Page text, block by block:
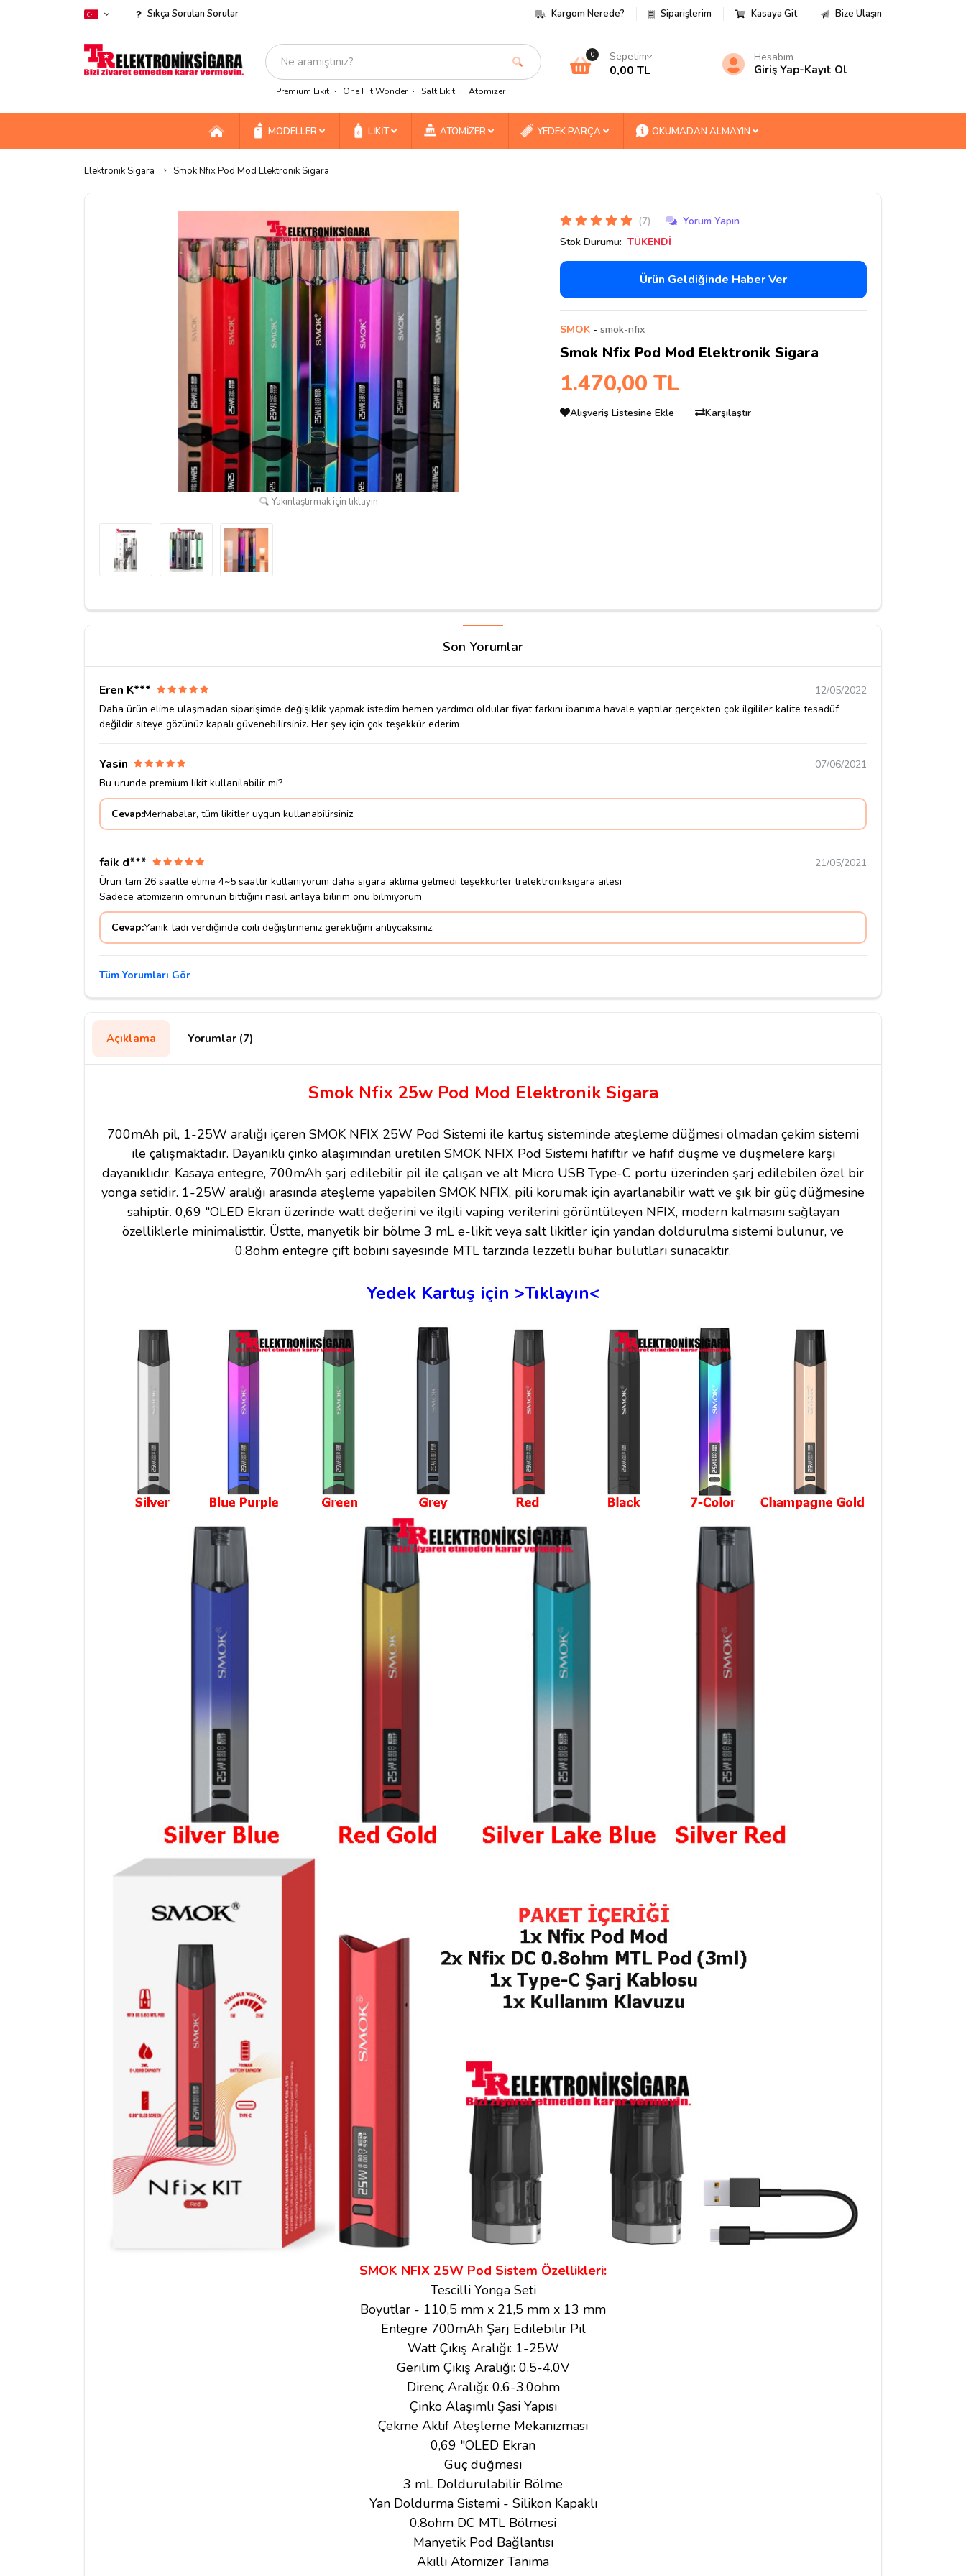
Sıkça Sorulan Sorular Kargom Nerede? Siparişlerim Kasaya Git Bize Ulaşın
Premium Likit One Hit Wonder Salt Likit Atomizer
0 Sepetim
0,00 TL
Hesabım
Giriş Yap-Kayıt Ol
MODELLER LİKİT ATOMİZER YEDEK PARÇA OKUMADAN ALMAYIN
Elektronik Sigara Smok Nfix Pod Mod Elektronik Sigara
Yakınlaştırmak için tıklayın
(7)
Yorum Yapın
Stok Durumu: TÜKENDİ
Ürün Geldiğinde Haber Ver
SMOK- smok-nfix
Smok Nfix Pod Mod Elektronik Sigara
1.470,00 TL
Alışveriş Listesine Ekle Karşılaştır
Son Yorumlar
Eren K***
12/05/2022
Daha ürün elime ulaşmadan siparişimde değişiklik yapmak istedim hemen yardımcı oldular fiyat farkını ibanıma havale yaptılar gerçekten çok ilgililer kalite tesadüf
değildir siteye gözünüz kapalı güvenebilirsiniz. Her şey için çok teşekkür ederim
Yasin
07/06/2021
Bu urunde premium likit kullanilabilir mi?
Cevap:Merhabalar, tüm likitler uygun kullanabilirsiniz
faik d***
21/05/2021
Ürün tam 26 saatte elime 4~5 saattir kullanıyorum daha sigara aklıma gelmedi teşekkürler trelektroniksigara ailesi
Sadece atomizerin ömrünün bittiğini nasıl anlaya bilirim onu bilmiyorum
Cevap:Yanık tadı verdiğinde coili değiştirmeniz gerektiğini anlıycaksınız.
Tüm Yorumları Gör
Açıklama Yorumlar (7)
Smok Nfix 25w Pod Mod Elektronik Sigara
700mAh pil, 1-25W aralığı içeren SMOK NFIX 25W Pod Sistemi ile kartuş sisteminde ateşleme düğmesi olmadan çekim sistemi
ile çalışmaktadır. Dayanıklı çinko alaşımından üretilen SMOK NFIX Pod Sistemi hafiftir ve hafif düşme ve düşmelere karşı
dayanıklıdır. Kasaya entegre, 700mAh şarj edilebilir pil ile çalışan ve alt Micro USB Type-C portu üzerinden şarj edilebilen özel bir
yonga setidir. 1-25W aralığı arasında ateşleme yapabilen SMOK NFIX, pili korumak için ayarlanabilir watt ve şık bir güç düğmesine
sahiptir. 0,69 "OLED Ekran üzerinde watt değerini ve ilgili vaping verilerini görüntüleyen NFIX, modern kalmasını sağlayan
özelliklerle minimalisttir. Üstte, manyetik bir bölme 3 mL e-likit veya salt likitler için yandan doldurulma sistemi bulunur, ve
0.8ohm entegre çift bobini sayesinde MTL tarzında lezzetli buhar bulutları sunacaktır.
Yedek Kartuş için >Tıklayın<
SMOK NFIX 25W Pod Sistem Özellikleri:
Tescilli Yonga Seti
Boyutlar - 110,5 mm x 21,5 mm x 13 mm
Entegre 700mAh Şarj Edilebilir Pil
Watt Çıkış Aralığı: 1-25W
Gerilim Çıkış Aralığı: 0.5-4.0V
Direnç Aralığı: 0.6-3.0ohm
Çinko Alaşımlı Şasi Yapısı
Çekme Aktif Ateşleme Mekanizması
0,69 "OLED Ekran
Güç düğmesi
3 mL Doldurulabilir Bölme
Yan Doldurma Sistemi - Silikon Kapaklı
0.8ohm DC MTL Bölmesi
Manyetik Pod Bağlantısı
Akıllı Atomizer Tanıma